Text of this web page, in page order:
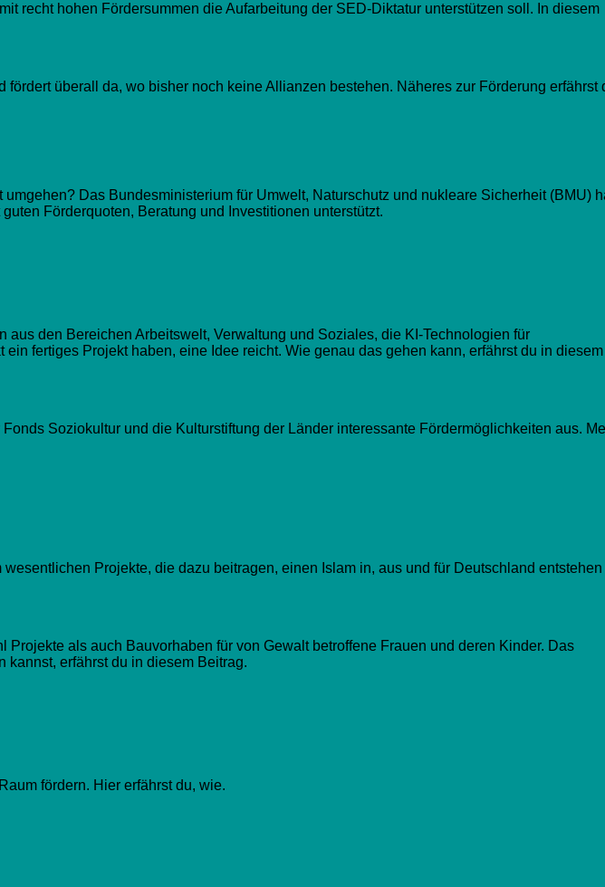
recht hohen Fördersummen die Aufarbeitung der SED-Diktatur unterstützen soll. In diesem
überall da, wo bisher noch keine Allianzen bestehen. Näheres zur Förderung erfährst
Das Bundesministerium für Umwelt, Naturschutz und nukleare Sicherheit (BMU)
Förderquoten, Beratung und Investitionen unterstützt.
den Bereichen Arbeitswelt, Verwaltung und Soziales, die KI-Technologien für
fertiges Projekt haben, eine Idee reicht. Wie genau das gehen kann, erfährst du in diesem
Soziokultur und die Kulturstiftung der Länder interessante Fördermöglichkeiten aus.
Projekte, die dazu beitragen, einen Islam in, aus und für Deutschland
als auch Bauvorhaben für von Gewalt betroffene Frauen und deren Kinder. Das
kannst, erfährst du in diesem Beitrag.
fördern. Hier erfährst du, wie.